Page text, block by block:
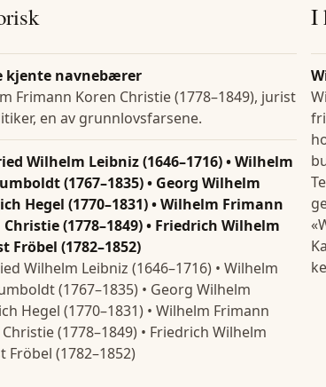
kjente navnebærer
Frimann Koren Christie (1778–1849), jurist
en av grunnlovsfarsene.
Wilhelm Leibniz (1646–1716) • Wilhelm
(1767–1835) • Georg Wilhelm
Hegel (1770–1831) • Wilhelm Frimann
(1778–1849) • Friedrich Wilhelm
Fröbel (1782–1852)
Wilhelm Leibniz (1646–1716) • Wilhelm
(1767–1835) • Georg Wilhelm
Hegel (1770–1831) • Wilhelm Frimann
(1778–1849) • Friedrich Wilhelm
Fröbel (1782–1852)
I